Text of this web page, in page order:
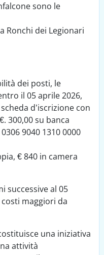
sono le
dei Legionari
dei posti, le
il 05 aprile 2026,
d’iscrizione con
300,00 su banca
9040 1310 0000
€ 840 in camera
successive al 05
maggiori da
una iniziativa
attività